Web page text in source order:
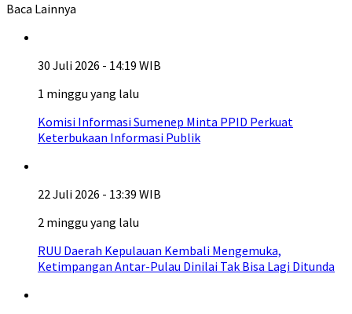
Baca Lainnya
30 Juli 2026 - 14:19 WIB
1 minggu yang lalu
Komisi Informasi Sumenep Minta PPID Perkuat
Keterbukaan Informasi Publik
22 Juli 2026 - 13:39 WIB
2 minggu yang lalu
RUU Daerah Kepulauan Kembali Mengemuka,
Ketimpangan Antar-Pulau Dinilai Tak Bisa Lagi Ditunda